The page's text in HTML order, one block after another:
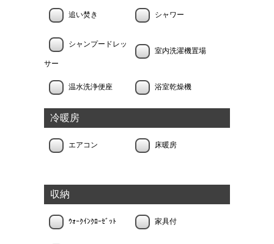
追い焚き シャワー
シャンプードレッ
サー
室内洗濯機置場
温水洗浄便座 浴室乾燥機
冷暖房
エアコン 床暖房
収納
ｳｫｰｸｲﾝｸﾛｰｾﾞｯﾄ 家具付